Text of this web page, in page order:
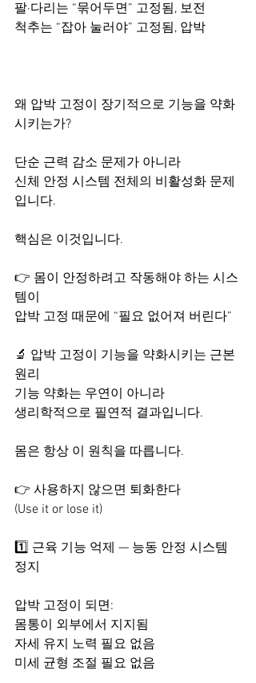
팔·다리는 “묶어두면” 고정됨, 보전​
척추는 “잡아 눌러야” 고정됨, 압박​
왜 압박 고정이 장기적으로 기능을 약화
시키는가?​
단순 근력 감소 문제가 아니라
신체 안정 시스템 전체의 비활성화 문제
입니다.
핵심은 이것입니다.
👉 몸이 안정하려고 작동해야 하는 시스
템이
압박 고정 때문에 “필요 없어져 버린다”
🔬 압박 고정이 기능을 약화시키는 근본
원리
기능 약화는 우연이 아니라
생리학적으로 필연적 결과입니다.
몸은 항상 이 원칙을 따릅니다.
👉 사용하지 않으면 퇴화한다
(Use it or lose it)
1️⃣ 근육 기능 억제 — 능동 안정 시스템
정지
압박 고정이 되면:
몸통이 외부에서 지지됨
자세 유지 노력 필요 없음
미세 균형 조절 필요 없음